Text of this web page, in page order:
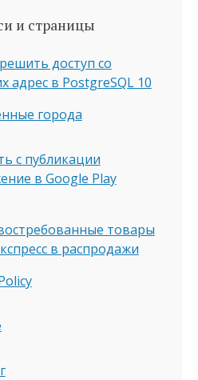
и страницы
доступ со
адрес в PostgreSQL 10
города
с публикации
в Google Play
товары
в распродажи